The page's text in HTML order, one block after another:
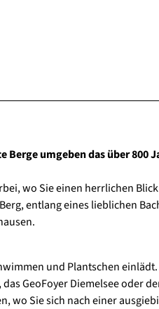
umgeben das über 800
wo Sie einen herrlichen
entlang eines lieblichen
und Plantschen
GeoFoyer Diemelsee oder
wo Sie sich nach einer